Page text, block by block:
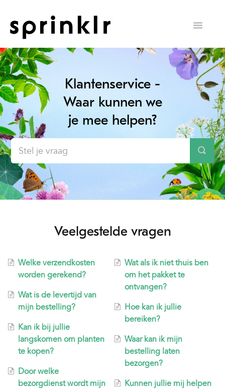
Toggle
overzicht veelgestelde vragen >
Klantenservice -
Waar kunnen we
je mee helpen?
Veelgestelde vragen
Welke verzendkosten
worden gerekend?
Wat is de levertijd van
mijn bestelling?
Kan ik bij jullie
langskomen om planten
te kopen?
Door welke
bezorgdienst wordt mijn
Wat als ik niet thuis ben
om het pakket te
ontvangen?
Hoe kan ik jullie
bereiken?
Waar kan ik mijn
bestelling laten
bezorgen?
Kunnen jullie mij helpen